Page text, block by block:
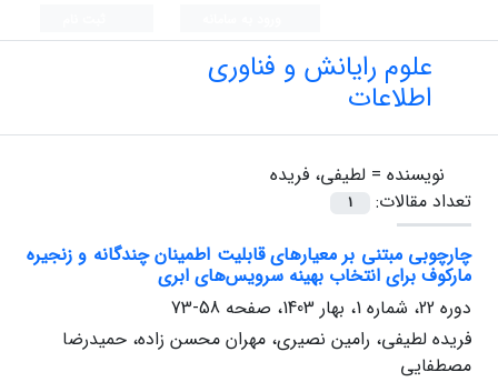
علوم رایانش و فناوری
اطلاعات
نویسنده = لطیفی، فریده
تعداد مقالات:
1
چارچوبی مبتنی بر معیارهای قابلیت‌ اطمینان‌ چندگانه و زنجیره‌
مارکوف برای انتخاب بهینه سرویس‌های ابری
دوره 22، شماره 1، بهار 1403، صفحه
58-73
فریده لطیفی، رامین نصیری، مهران محسن زاده، حمیدرضا
مصطفایی